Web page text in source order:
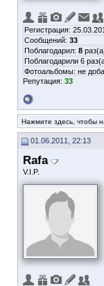
Регистрация:
Сообщений: 33
Поблагодарил: 8
Поблагодарили 6
Фотоальбомы: не
Репутация: 33
Нажмите здесь, чтобы
01.06.2011, 22:13
Rafa
V.I.P.